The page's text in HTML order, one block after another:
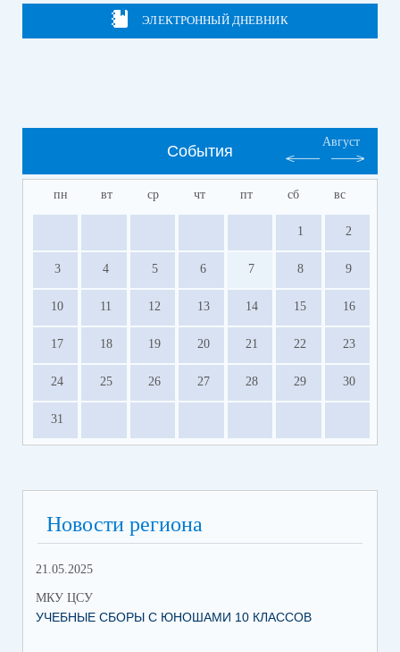
ЭЛЕКТРОННЫЙ ДНЕВНИК
События
Август
пн вт ср чт пт сб вс
1 2
3 4 5 6 7 8 9
10 11 12 13 14 15 16
17 18 19 20 21 22 23
24 25 26 27 28 29 30
31
Новости региона
21.05.2025
МКУ ЦСУ
УЧЕБНЫЕ СБОРЫ С ЮНОШАМИ 10 КЛАССОВ